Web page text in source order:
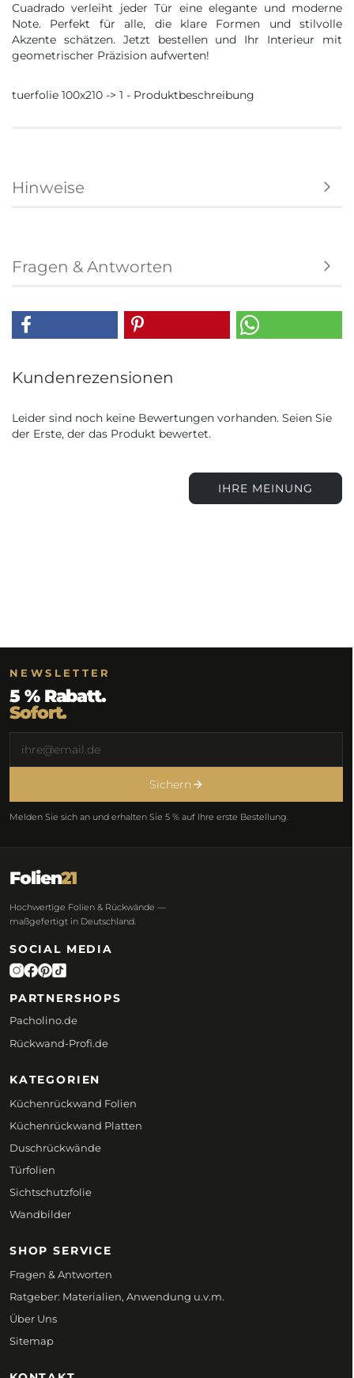
Cuadrado verleiht jeder Tür eine elegante und moderne
Note. Perfekt für alle, die klare Formen und stilvolle
Akzente schätzen. Jetzt bestellen und Ihr Interieur mit
geometrischer Präzision aufwerten!
tuerfolie 100x210 -> 1 - Produktbeschreibung
Hinweise
Fragen & Antworten
Kundenrezensionen
Leider sind noch keine Bewertungen vorhanden. Seien Sie
der Erste, der das Produkt bewertet.
IHRE MEINUNG
NEWSLETTER
5 % Rabatt.
Sofort.
Sichern
Melden Sie sich an und erhalten Sie 5 % auf Ihre erste Bestellung.
Folien21
Hochwertige Folien & Rückwände —
maßgefertigt in Deutschland.
SOCIAL MEDIA
PARTNERSHOPS
Pacholino.de
Rückwand-Profi.de
KATEGORIEN
Küchenrückwand Folien
Küchenrückwand Platten
Duschrückwände
Türfolien
Sichtschutzfolie
Wandbilder
SHOP SERVICE
Fragen & Antworten
Ratgeber: Materialien, Anwendung u.v.m.
Über Uns
Sitemap